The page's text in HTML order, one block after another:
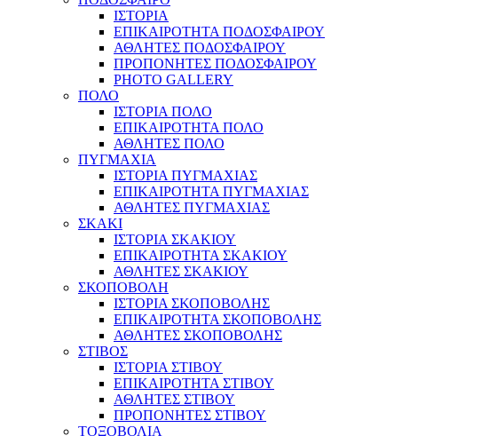
ΙΣΤΟΡΙΑ
ΕΠΙΚΑΙΡΟΤΗΤΑ ΠΟΔΟΣΦΑΙΡΟΥ
ΑΘΛΗΤΕΣ ΠΟΔΟΣΦΑΙΡΟΥ
ΠΡΟΠΟΝΗΤΕΣ ΠΟΔΟΣΦΑΙΡΟΥ
PHOTO GALLERY
ΠΟΛΟ
ΙΣΤΟΡΙΑ ΠΟΛΟ
ΕΠΙΚΑΙΡΟΤΗΤΑ ΠΟΛΟ
ΑΘΛΗΤΕΣ ΠΟΛΟ
ΠΥΓΜΑΧΙΑ
ΙΣΤΟΡΙΑ ΠΥΓΜΑΧΙΑΣ
ΕΠΙΚΑΙΡΟΤΗΤΑ ΠΥΓΜΑΧΙΑΣ
ΑΘΛΗΤΕΣ ΠΥΓΜΑΧΙΑΣ
ΣΚΑΚΙ
ΙΣΤΟΡΙΑ ΣΚΑΚΙΟΥ
ΕΠΙΚΑΙΡΟΤΗΤΑ ΣΚΑΚΙΟΥ
ΑΘΛΗΤΕΣ ΣΚΑΚΙΟΥ
ΣΚΟΠΟΒΟΛΗ
ΙΣΤΟΡΙΑ ΣΚΟΠΟΒΟΛΗΣ
ΕΠΙΚΑΙΡΟΤΗΤΑ ΣΚΟΠΟΒΟΛΗΣ
ΑΘΛΗΤΕΣ ΣΚΟΠΟΒΟΛΗΣ
ΣΤΙΒΟΣ
ΙΣΤΟΡΙΑ ΣΤΙΒΟΥ
ΕΠΙΚΑΙΡΟΤΗΤΑ ΣΤΙΒΟΥ
ΑΘΛΗΤΕΣ ΣΤΙΒΟΥ
ΠΡΟΠΟΝΗΤΕΣ ΣΤΙΒΟΥ
ΤΟΞΟΒΟΛΙΑ